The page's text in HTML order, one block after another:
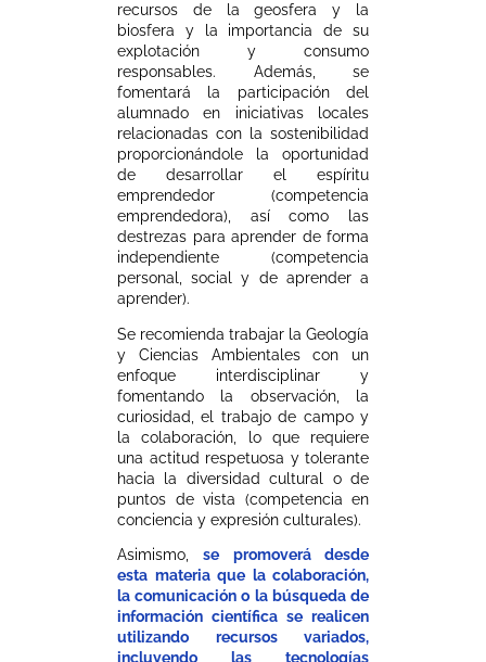
recursos de la geosfera y la
biosfera y la importancia de su
explotación y consumo
responsables. Además, se
fomentará la participación del
alumnado en iniciativas locales
relacionadas con la sostenibilidad
proporcionándole la oportunidad
de desarrollar el espíritu
emprendedor (competencia
emprendedora), así como las
destrezas para aprender de forma
independiente (competencia
personal, social y de aprender a
aprender).
Se recomienda trabajar la Geología
y Ciencias Ambientales con un
enfoque interdisciplinar y
fomentando la observación, la
curiosidad, el trabajo de campo y
la colaboración, lo que requiere
una actitud respetuosa y tolerante
hacia la diversidad cultural o de
puntos de vista (competencia en
conciencia y expresión culturales).
Asimismo,se promoverá desde
esta materia que la colaboración,
la comunicación o la búsqueda de
información científica se realicen
utilizando recursos variados,
incluyendo las tecnologías